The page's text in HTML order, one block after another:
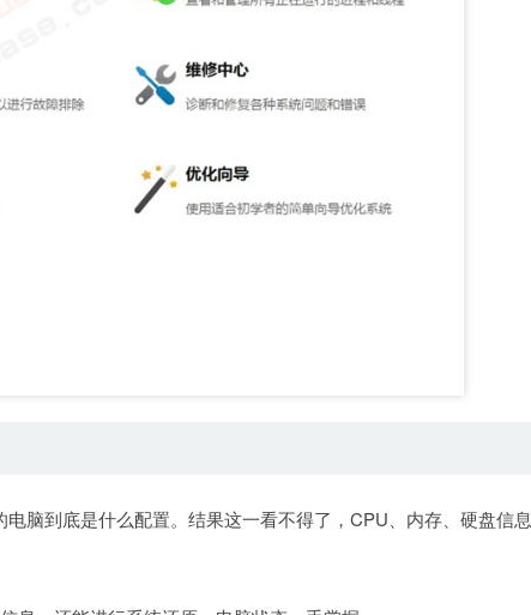
脑到底是什么配置。结果这一看不得了，CPU、内存、硬盘信息